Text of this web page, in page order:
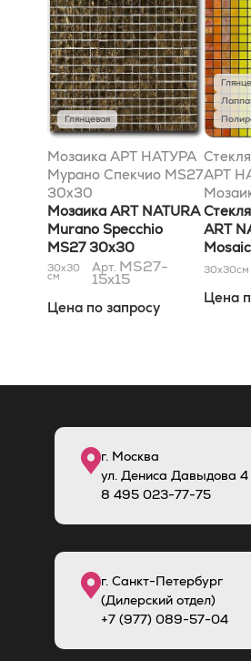
Глянцевая
Мозаика АРТ НАТУРА
Мурано Спекчио MS27
30x30
Мозаика ART NATURA
Murano Specchio
MS27 30x30
30x30
см
Арт. MS27-
15x15
Цена по запросу
АРТ
ART
30x30см
Цена
г. Москва
ул. Дениса Давыдова 4
8 495 023-77-75
г. Санкт-Петербург
(Дилерский отдел)
+7 (977) 089-57-04